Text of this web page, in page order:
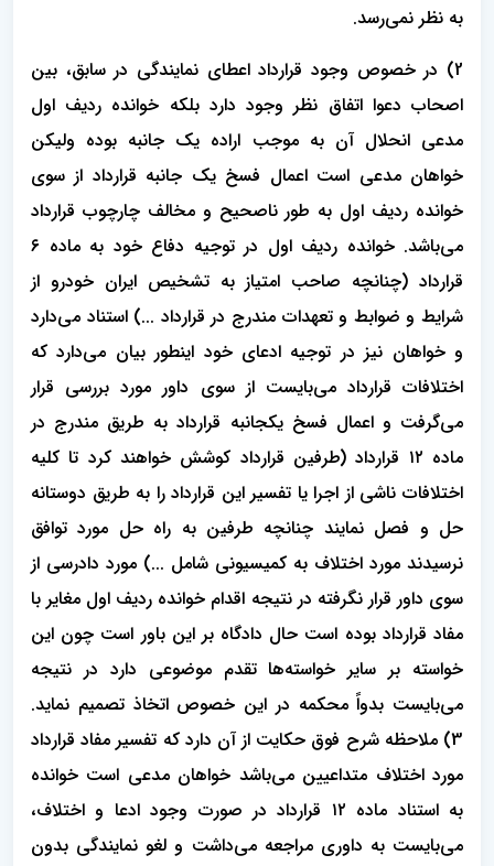
به نظر نمی‌رسد.
2) در خصوص وجود قرارداد اعطای نمایندگی در سابق، بین
اصحاب دعوا اتفاق نظر وجود دارد بلکه خوانده ردیف اول
مدعی انحلال آن به موجب اراده یک جانبه بوده ولیکن
خواهان مدعی است اعمال فسخ یک جانبه قرارداد از سوی
خوانده ردیف اول به طور ناصحیح و مخالف چارچوب قرارداد
می‌باشد. خوانده ردیف اول در توجیه دفاع خود به ماده ۶
قرارداد (چنانچه صاحب امتیاز به تشخیص ایران خودرو از
شرایط و ضوابط و تعهدات مندرج در قرارداد ...) استناد می‌دارد
و خواهان نیز در توجیه ادعای خود اینطور بیان می‌دارد که
اختلافات قرارداد می‌بایست از سوی داور مورد بررسی قرار
می‌گرفت و اعمال فسخ یکجانبه قرارداد به طریق مندرج در
ماده ۱۲ قرارداد (طرفین قرارداد کوشش خواهند کرد تا کلیه
اختلافات ناشی از اجرا یا تفسیر این قرارداد را به طریق دوستانه
حل و فصل نمایند چنانچه طرفین به راه حل مورد توافق
نرسیدند مورد اختلاف به کمیسیونی شامل ...) مورد دادرسی از
سوی داور قرار نگرفته در نتیجه اقدام خوانده ردیف اول مغایر با
مفاد قرارداد بوده است حال دادگاه بر این باور است چون این
خواسته بر سایر خواسته‌ها تقدم موضوعی دارد در نتیجه
می‌بایست بدواً محکمه در این خصوص اتخاذ تصمیم نماید.
3) ملاحظه شرح فوق حکایت از آن دارد که تفسیر مفاد قرارداد
مورد اختلاف متداعیین می‌باشد خواهان مدعی است خوانده
به استناد ماده ۱۲ قرارداد در صورت وجود ادعا و اختلاف،
می‌بایست به داوری مراجعه می‌داشت و لغو نمایندگی بدون